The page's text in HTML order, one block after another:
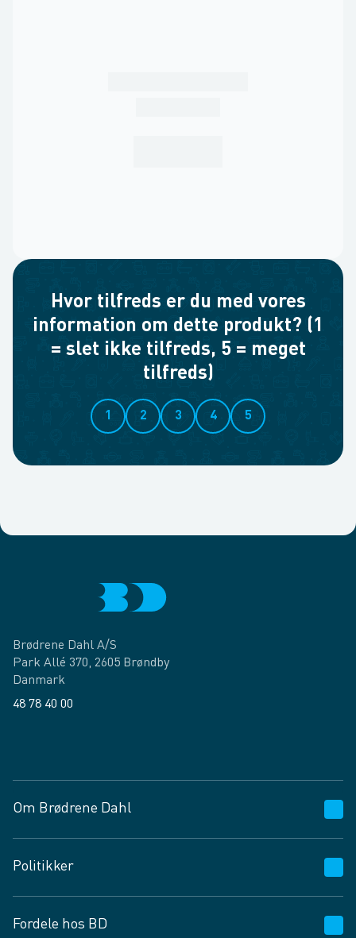
Hvor tilfreds er du med vores
information om dette produkt? (1
= slet ikke tilfreds, 5 = meget
tilfreds)
1 2 3 4 5
Brødrene Dahl A/S
Park Allé 370, 2605 Brøndby
Danmark
48 78 40 00
Om Brødrene Dahl
Vagttelefon 30 10 89 89
Spørgsmål og svar
Job og karriere
Politikker
Privatlivspolitik
Fordele hos BD